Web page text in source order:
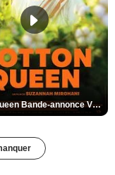
Cotton Queen Bande-annonce VO STFR